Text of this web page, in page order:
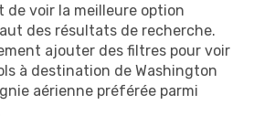
de voir la meilleure option
des résultats de recherche.
ajouter des filtres pour voir
à destination de Washington
aérienne préférée parmi